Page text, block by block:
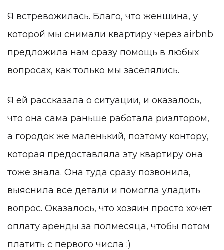
Я встревожилась. Благо, что женщина, у
которой мы снимали квартиру через airbnb
предложила нам сразу помощь в любых
вопросах, как только мы заселялись.
Я ей рассказала о ситуации, и оказалось,
что она сама раньше работала риэлтором,
а городок же маленький, поэтому контору,
которая предоставляла эту квартиру она
тоже знала. Она туда сразу позвонила,
выяснила все детали и помогла уладить
вопрос. Оказалось, что хозяин просто хочет
оплату аренды за полмесяца, чтобы потом
платить с первого числа :)